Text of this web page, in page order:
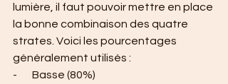
lumière, il faut pouvoir mettre en place
la bonne combinaison des quatre
strates. Voici les pourcentages
généralement utilisés :
-       Basse (80%)